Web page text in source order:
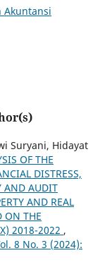
Akuntansi
Suryani, Hidayat
OF THE
DISTRESS,
AND AUDIT
AND REAL
ON THE
2018-2022 ,
8 No. 3 (2024):